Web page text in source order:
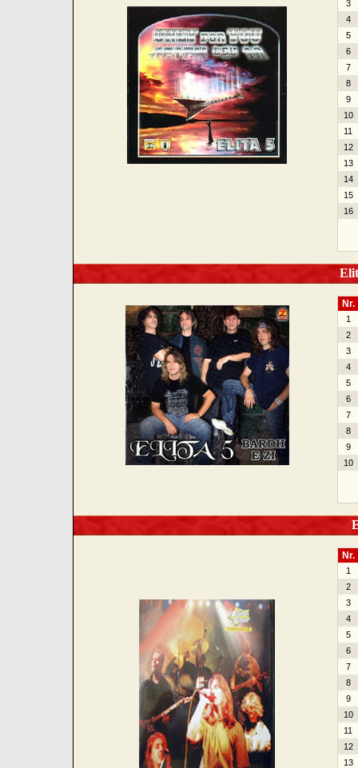
3
4
5
6
7
8
9
10
11
12
13
14
15
16
Nr.
1
2
3
4
5
6
7
8
9
10
Nr.
1
2
3
4
5
6
7
8
9
10
11
12
13